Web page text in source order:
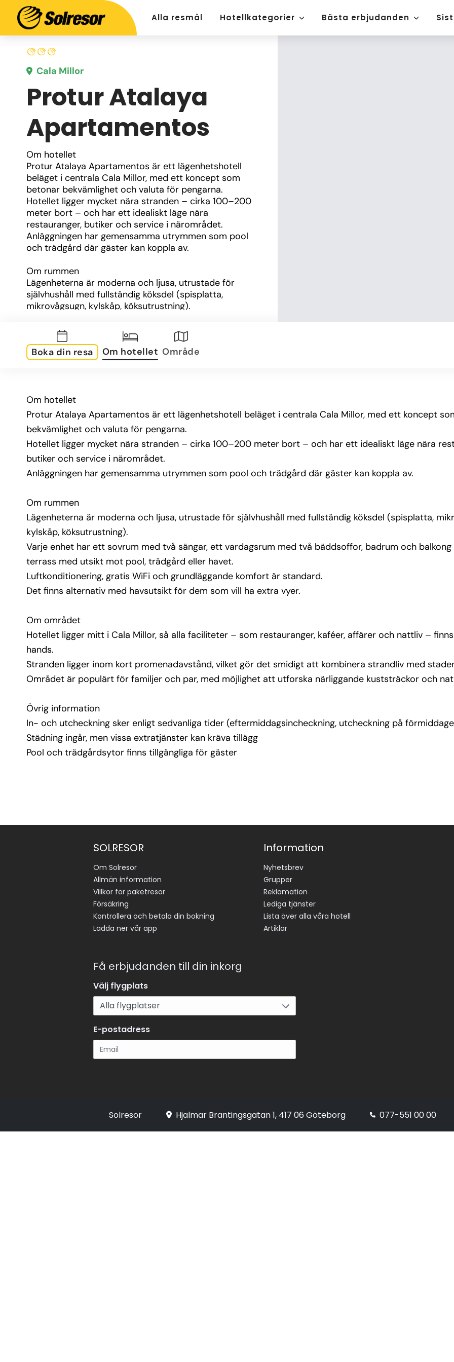
Alla resmål Hotellkategorier Bästa erbjudanden
Cala Millor
Protur Atalaya
Apartamentos
Om hotellet
Protur Atalaya Apartamentos är ett lägenhetshotell
beläget i centrala Cala Millor, med ett koncept som
betonar bekvämlighet och valuta för pengarna.
Hotellet ligger mycket nära stranden – cirka 100–200
meter bort – och har ett idealiskt läge nära
restauranger, butiker och service i närområdet.
Anläggningen har gemensamma utrymmen som pool
och trädgård där gäster kan koppla av.
Om rummen
Lägenheterna är moderna och ljusa, utrustade för
självhushåll med fullständig köksdel (spisplatta,
mikrovågsugn, kylskåp, köksutrustning).
vardagsrum med två bäddsoffor, badrum och balkong
eller terrass med utsikt mot pool, trädgård eller havet.
Luftkonditionering, gratis WiFi och grundläggande
komfort är standard.
Om området
Hotellet ligger mitt i Cala Millor, så alla faciliteter – som
restauranger, kaféer, affärer och nattliv – finns nära till
hands.
Stranden ligger inom kort promenadavstånd, vilket gör
det smidigt att kombinera strandliv med stadens utbud.
Området är populärt för familjer och par, med möjlighet
naturområden.
Övrig information
In- och utcheckning sker enligt sedvanliga tider
(eftermiddagsincheckning, utcheckning på
förmiddagen)
Städning ingår, men vissa extratjänster kan kräva tillägg
Pool och trädgårdsytor finns tillgängliga för gäster
Boka din resa Om hotellet Område
Om hotellet
Protur Atalaya Apartamentos är ett lägenhetshotell beläget i centrala Cala Millor, med ett koncept
bekvämlighet och valuta för pengarna.
Hotellet ligger mycket nära stranden – cirka 100–200 meter bort – och har ett idealiskt läge nära
butiker och service i närområdet.
Anläggningen har gemensamma utrymmen som pool och trädgård där gäster kan koppla av.
Om rummen
Lägenheterna är moderna och ljusa, utrustade för självhushåll med fullständig köksdel (spisplatta,
kylskåp, köksutrustning).
Varje enhet har ett sovrum med två sängar, ett vardagsrum med två bäddsoffor, badrum och balkong
terrass med utsikt mot pool, trädgård eller havet.
Luftkonditionering, gratis WiFi och grundläggande komfort är standard.
Det finns alternativ med havsutsikt för dem som vill ha extra vyer.
Om området
Hotellet ligger mitt i Cala Millor, så alla faciliteter – som restauranger, kaféer, affärer och nattliv –
hands.
Stranden ligger inom kort promenadavstånd, vilket gör det smidigt att kombinera strandliv med
Området är populärt för familjer och par, med möjlighet att utforska närliggande kuststräckor och
Övrig information
In- och utcheckning sker enligt sedvanliga tider (eftermiddagsincheckning, utcheckning på
Städning ingår, men vissa extratjänster kan kräva tillägg
Pool och trädgårdsytor finns tillgängliga för gäster
SOLRESOR
Om Solresor
Allmän information
Villkor för paketresor
Försäkring
Kontrollera och betala din bokning
Ladda ner vår app
Information
Nyhetsbrev
Grupper
Reklamation
Lediga tjänster
Lista över alla våra hotell
Artiklar
Få erbjudanden till din inkorg
Välj flygplats
E-postadress
Solresor Hjalmar Brantingsgatan 1, 417 06 Göteborg 077-551 00 00